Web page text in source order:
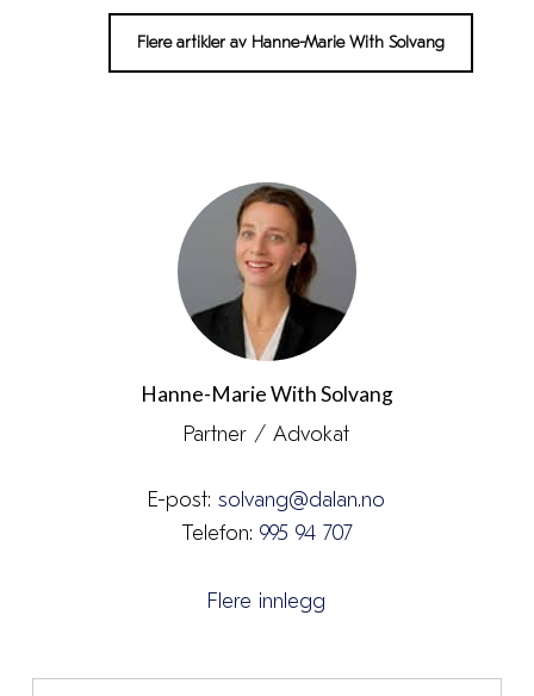
Flere artikler av Hanne-Marie With Solvang
Hanne-Marie With Solvang
Partner / Advokat
E-post:solvang@dalan.no
Telefon: 995 94 707
Flere innlegg